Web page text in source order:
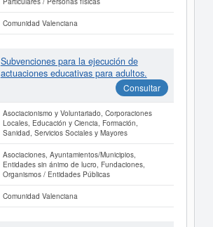
Comunidad Valenciana
Subvenciones para la ejecución de
actuaciones educativas para adultos.
Consultar
Asociacionismo y Voluntariado, Corporaciones
Locales, Educación y Ciencia, Formación,
Sanidad, Servicios Sociales y Mayores
Asociaciones, Ayuntamientos/Municipios,
Entidades sin ánimo de lucro, Fundaciones,
Organismos / Entidades Públicas
Comunidad Valenciana